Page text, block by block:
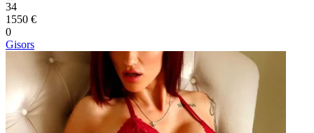
34
1550 €
0
Gisors